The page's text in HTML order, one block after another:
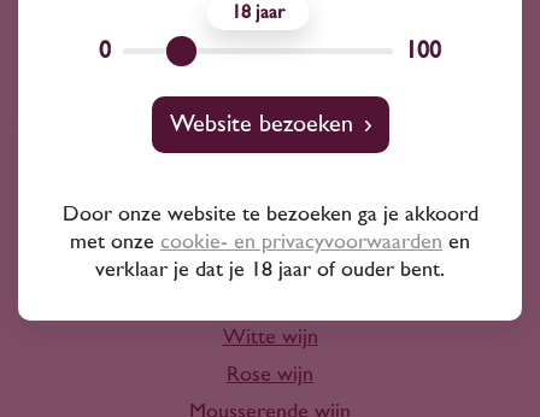
Wijnprofessionals
Wijn
Witte wijn
Rose wijn
Mousserende wijn
0
18
100
Website bezoeken
Door onze website te bezoeken ga je akkoord
met onze cookie- en privacyvoorwaarden en
verklaar je dat je 18 jaar of ouder bent.